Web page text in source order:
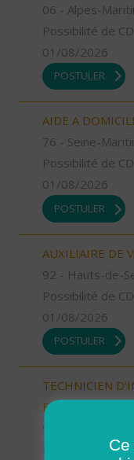
06 - Alpes-
Possibilité de
01/08/2026
POSTULER
AIDE A
76 - Seine-
Possibilité de
01/08/2026
POSTULER
AUXILIAIRE DE
92 - Hauts-de-
Possibilité de
01/08/2026
POSTULER
TECHNICIEN
FAMILIALE (H/F)
Possibilité de